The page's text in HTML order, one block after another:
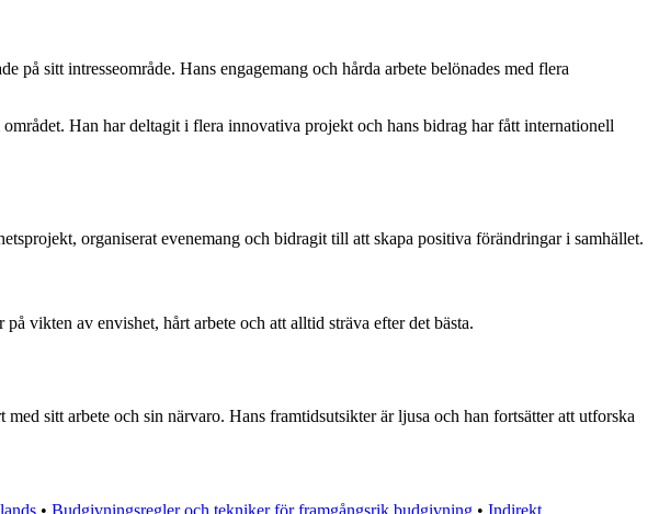
sitt intresseområde. Hans engagemang och hårda arbete belönades med flera
Han har deltagit i flera innovativa projekt och hans bidrag har fått internationell
organiserat evenemang och bidragit till att skapa positiva förändringar i samhället.
vikten av envishet, hårt arbete och att alltid sträva efter det bästa.
sitt arbete och sin närvaro. Hans framtidsutsikter är ljusa och han fortsätter att utforska